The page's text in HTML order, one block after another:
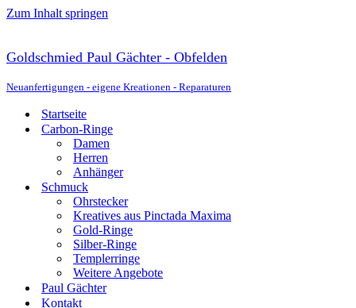
Zum Inhalt springen
Goldschmied Paul Gächter - Obfelden
Neuanfertigungen - eigene Kreationen - Reparaturen
Startseite
Carbon-Ringe
Damen
Herren
Anhänger
Schmuck
Ohrstecker
Kreatives aus Pinctada Maxima
Gold-Ringe
Silber-Ringe
Templerringe
Weitere Angebote
Paul Gächter
Kontakt